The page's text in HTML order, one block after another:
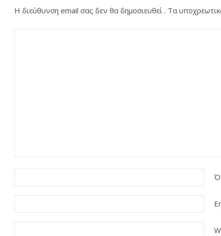
Η διεύθυνση email σας δεν θα δημοσιευθεί . Τα